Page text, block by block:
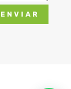
ENVIAR